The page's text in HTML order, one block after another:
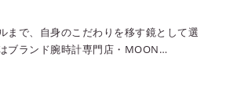
まで、自身のこだわりを移す鏡として選
ブランド腕時計専門店・MOON
応しい珠玉の1本をセレクト。今回は、カ
から縦長のシルエットが美しい『タンク